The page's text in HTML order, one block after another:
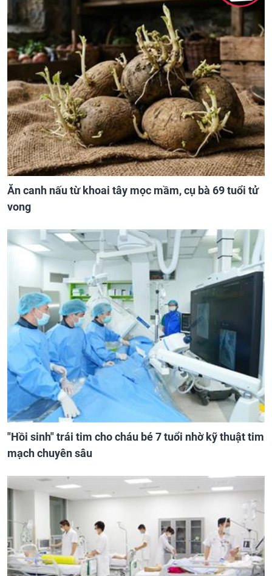
Ăn canh nấu từ khoai tây mọc mầm, cụ bà 69 tuổi tử
vong
"Hồi sinh" trái tim cho cháu bé 7 tuổi nhờ kỹ thuật tim
mạch chuyên sâu